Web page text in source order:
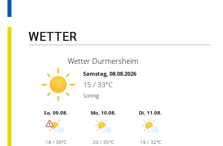
WETTER
Wetter Durmersheim
Samstag, 08.08.2026
15 / 33°C
Sonnig
So, 09.08.
18 / 36°C
Mo, 10.08.
20 / 35°C
Di, 11.08.
19 / 32°C